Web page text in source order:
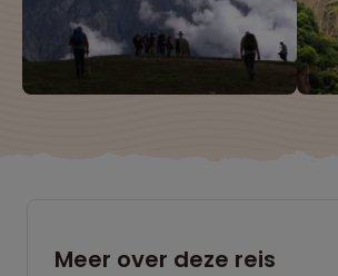
Meer over deze reis